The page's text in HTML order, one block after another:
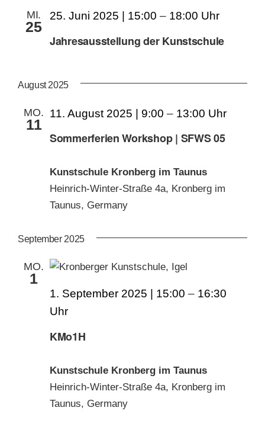
KRONBERGER MALERKOLONIE
NACH:
MI.
25
Jahresausstellung der Kunstschule
25. Juni 2025 | 15:00 – 18:00
August 2025
MO.
11
Sommerferien Workshop | SFWS 05
11. August 2025 | 9:00 – 13:00
Kunstschule Kronberg im Taunus
Heinrich-Winter-Straße 4a, Kronberg im
Taunus, Germany
September 2025
MO.
1
KMo1H
1. September 2025 | 15:00 – 16:30
Kunstschule Kronberg im Taunus
Heinrich-Winter-Straße 4a, Kronberg im
Taunus, Germany